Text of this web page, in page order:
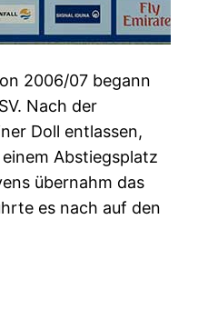
2006/07 begann
Nach der
Doll entlassen,
Abstiegsplatz
übernahm das
es nach auf den